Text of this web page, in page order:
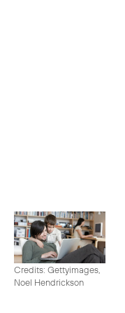
Credits: Gettyimages,
Noel Hendrickson